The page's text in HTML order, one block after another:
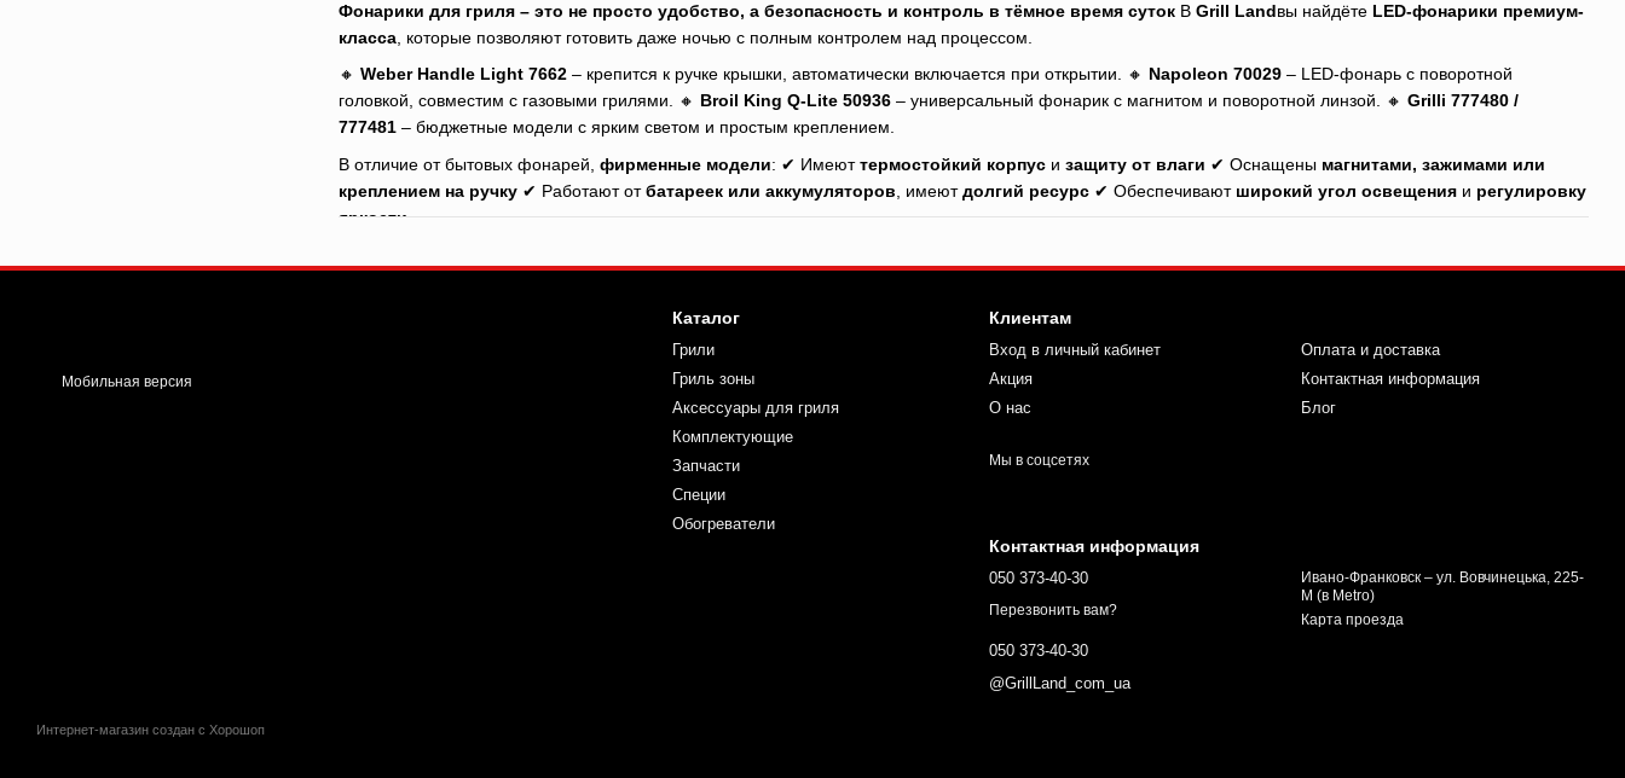
Фонарики для гриля – это не просто удобство, а безопасность и контроль в тёмное время суток В Grill Landвы найдёте LED-фонарики премиум-
класса , которые позволяют готовить даже ночью с полным контролем над процессом.
🔸 Weber Handle Light 7662 – крепится к ручке крышки, автоматически включается при открытии. 🔸 Napoleon 70029 – LED-фонарь с поворотной
головкой, совместим с газовыми грилями. 🔸 Broil King Q-Lite 50936 – универсальный фонарик с магнитом и поворотной линзой. 🔸 Grilli 777480 /
777481 – бюджетные модели с ярким светом и простым креплением.
В отличие от бытовых фонарей, фирменные модели: ✔ Имеюттермостойкий корпус и защиту от влаги ✔ Оснащены магнитами, зажимами или
креплением на ручку ✔ Работают отбатареек или аккумуляторов , имеютдолгий ресурс ✔ Обеспечивают широкий угол освещения и регулировку
яркости
Мобильная версия
Интернет-магазин создан с Хорошоп
Каталог
Грили
Гриль зоны
Аксессуары для гриля
Комплектующие
Запчасти
Специи
Обогреватели
Клиентам
Вход в личный кабинет
Акция
О нас
Оплата и доставка
Контактная информация
Блог
Мы в соцсетях
Контактная информация
050 373-40-30
Перезвонить вам?
050 373-40-30
@GrillLand_com_ua
Ивано-Франковск – ул. Вовчинецька, 225-
М (в Metro)
Карта проезда